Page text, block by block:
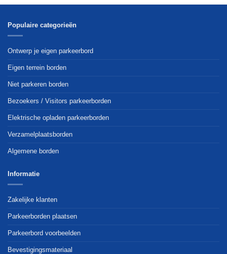
meerdere
Deze
gekozen
worden
de
Populaire categorieën
Ontwerp je eigen parkeerbord
Eigen terrein borden
Niet parkeren borden
Bezoekers / Visitors parkeerborden
Elektrische opladen parkeerborden
Verzamelplaatsborden
Algemene borden
Informatie
Zakelijke klanten
Parkeerborden plaatsen
Parkeerbord voorbeelden
Bevestigingsmateriaal